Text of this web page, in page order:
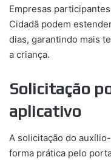
Empresas
Cidadã podem
dias, garantindo mais
a criança.
Solicitação
aplicativo
A solicitação do
forma prática pelo